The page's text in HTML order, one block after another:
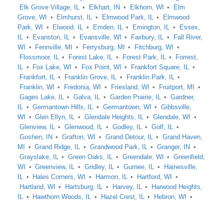
Elk Grove Village, IL
Elkhart, IN Elkhorn, WI
Elm
Grove, WI
Elmhurst, IL Elmwood Park, IL
Elmwood
Park, WI
Elwood, IL Emden, IL Emington, IL
Essex,
IL
Evanston, IL Evansville, WI Fairbury, IL
Fall River,
WI
Fennville, MI Ferrysburg, MI
Fitchburg, WI
Flossmoor, IL
Forest Lake, IL Forest Park, IL
Forrest,
IL
Fox Lake, WI Fox Point, WI
Frankfort Square, IL
Frankfort, IL
Franklin Grove, IL
Franklin Park, IL
Franklin, WI
Fredonia, WI Friesland, WI
Fruitport, MI
Gages Lake, IL
Galva, IL Garden Prairie, IL
Gardner,
IL
Germantown Hills, IL Germantown, WI
Gibbsville,
WI
Glen Ellyn, IL Glendale Heights, IL
Glendale, WI
Glenview, IL
Glenwood, IL Godley, IL
Golf, IL
Goshen, IN
Grafton, WI Grand Detour, IL
Grand Haven,
MI
Grand Ridge, IL Grandwood Park, IL
Granger, IN
Grayslake, IL
Green Oaks, IL Greendale, WI
Greenfield,
WI
Greenview, IL Gridley, IL Gurnee, IL
Hainesville,
IL
Hales Corners, WI Harmon, IL
Hartford, WI
Hartland, WI
Hartsburg, IL Harvey, IL
Harwood Heights,
IL
Hawthorn Woods, IL Hazel Crest, IL
Hebron, WI